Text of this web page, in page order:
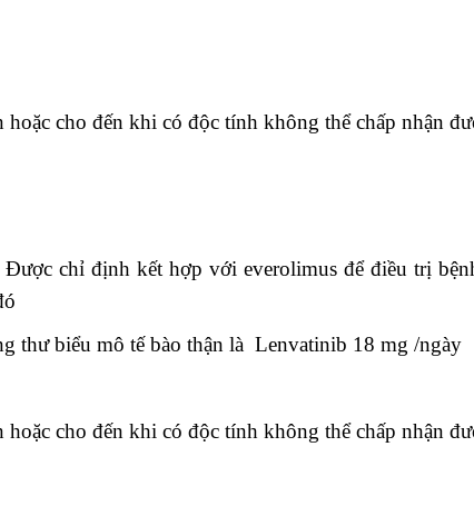
cho đến khi có độc tính không thể chấp nhận
chỉ định kết hợp với everolimus để điều trị
thư biểu mô tế bào thận là Lenvatinib 18 mg /ngày
cho đến khi có độc tính không thể chấp nhận